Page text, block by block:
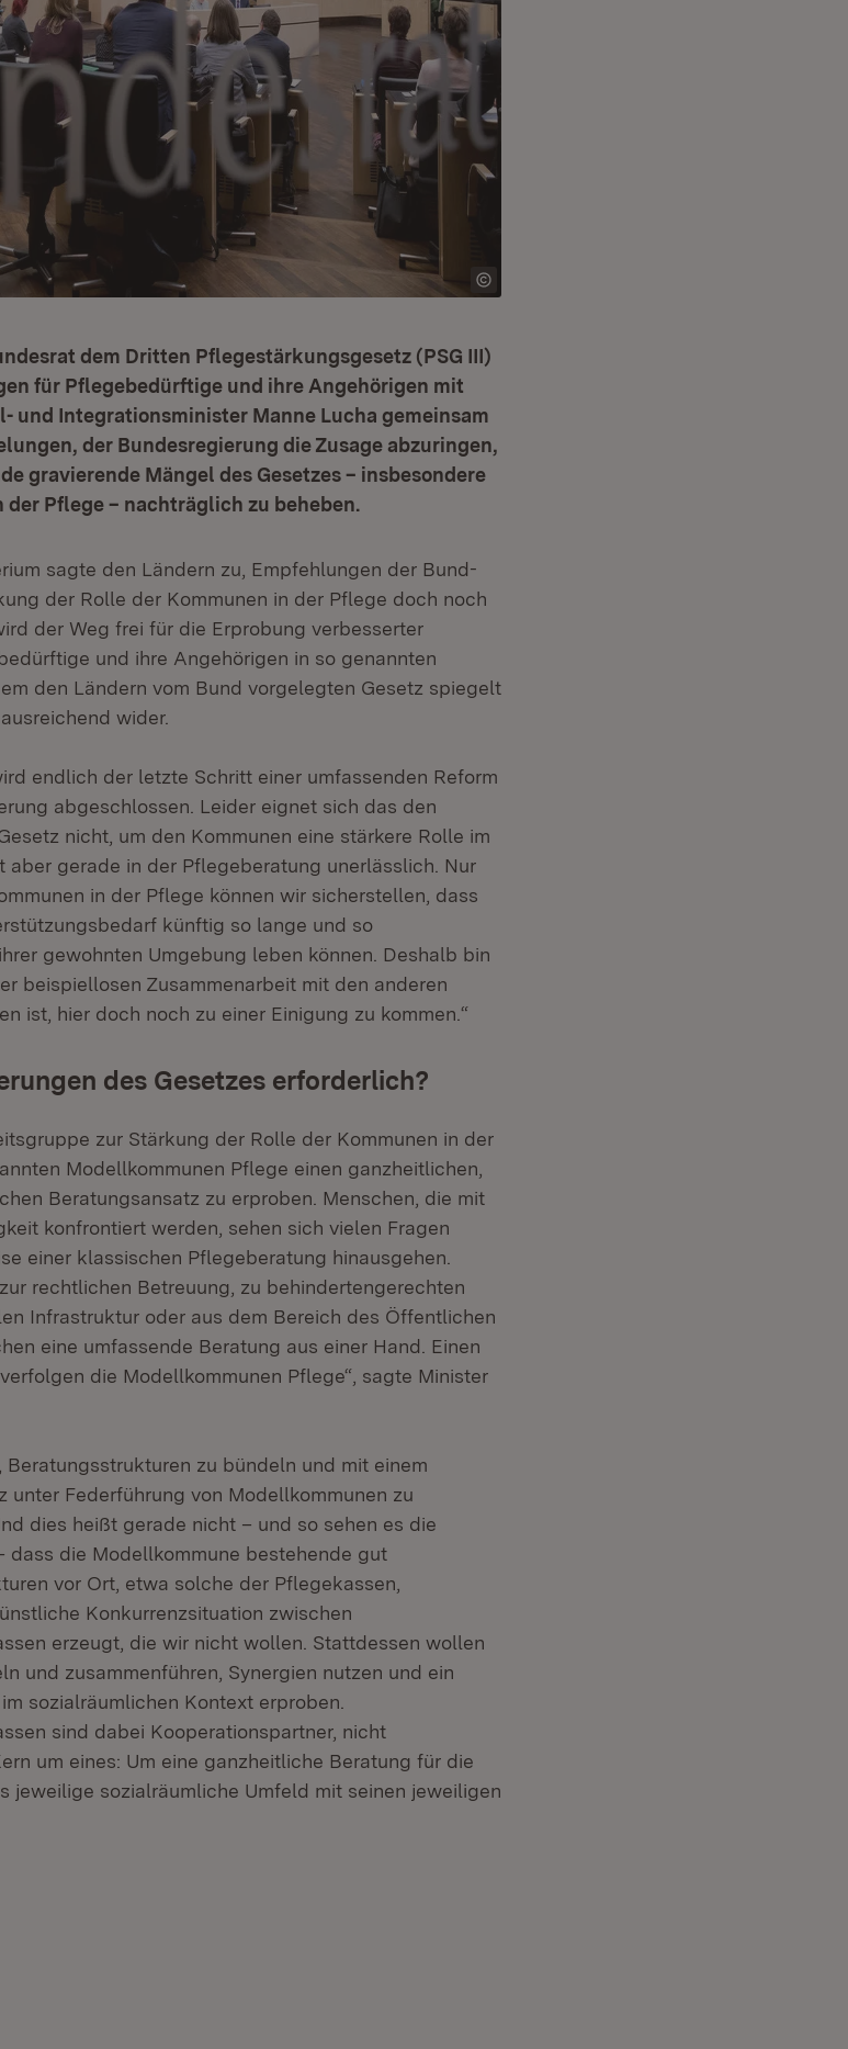
dem Dritten Pflegestärkungsgesetz (PSG III)
für Pflegebedürftige und ihre Angehörigen mit
und Integrationsminister Manne Lucha gemeinsam
der Bundesregierung die Zusage abzuringen,
gravierende Mängel des Gesetzes – insbesondere
der Pflege – nachträglich zu beheben.
sagte den Ländern zu, Empfehlungen der Bund-
der Rolle der Kommunen in der Pflege doch noch
der Weg frei für die Erprobung verbesserter
und ihre Angehörigen in so genannten
den Ländern vom Bund vorgelegten Gesetz spiegelt
wider.
endlich der letzte Schritt einer umfassenden Reform
abgeschlossen. Leider eignet sich das den
nicht, um den Kommunen eine stärkere Rolle im
aber gerade in der Pflegeberatung unerlässlich. Nur
in der Pflege können wir sicherstellen, dass
künftig so lange und so
gewohnten Umgebung leben können. Deshalb bin
beispiellosen Zusammenarbeit mit den anderen
ist, hier doch noch zu einer Einigung zu kommen.“
des Gesetzes erforderlich?
zur Stärkung der Rolle der Kommunen in der
Modellkommunen Pflege einen ganzheitlichen,
Beratungsansatz zu erproben. Menschen, die mit
konfrontiert werden, sehen sich vielen Fragen
einer klassischen Pflegeberatung hinausgehen.
rechtlichen Betreuung, zu behindertengerechten
Infrastruktur oder aus dem Bereich des Öffentlichen
eine umfassende Beratung aus einer Hand. Einen
die Modellkommunen Pflege“, sagte Minister
zu bündeln und mit einem
unter Federführung von Modellkommunen zu
dies heißt gerade nicht – und so sehen es die
dass die Modellkommune bestehende gut
vor Ort, etwa solche der Pflegekassen,
Konkurrenzsituation zwischen
erzeugt, die wir nicht wollen. Stattdessen wollen
und zusammenführen, Synergien nutzen und ein
sozialräumlichen Kontext erproben.
sind dabei Kooperationspartner, nicht
um eines: Um eine ganzheitliche Beratung für die
jeweilige sozialräumliche Umfeld mit seinen jeweiligen